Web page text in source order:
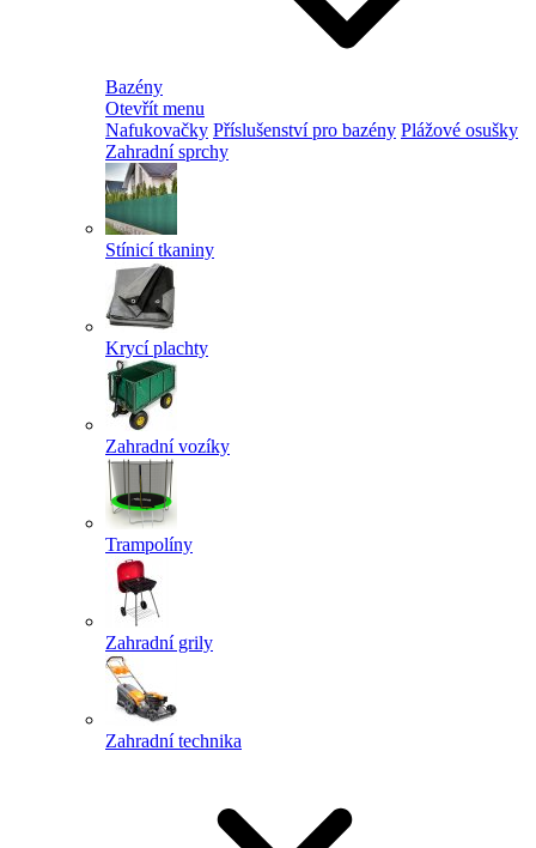
Bazény
Otevřít menu
Nafukovačky Příslušenství pro bazény Plážové osušky
Zahradní sprchy
Stínicí tkaniny
Krycí plachty
Zahradní vozíky
Trampolíny
Zahradní grily
Zahradní technika